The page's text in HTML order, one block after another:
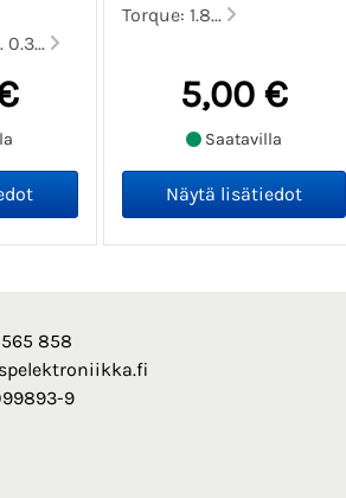
Torque: 1.8...
5,00 €
Saatavilla
858
9